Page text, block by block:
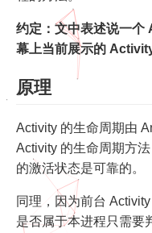
约定：文中表述说一个
幕上当前展示的
原理
Activity 的生命周期由
Activity 的生命周期方法
的激活状态是可靠的。
同理，因为前台
是否属于本进程只需要